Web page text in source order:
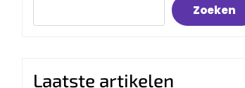
Zoeken
Laatste artikelen